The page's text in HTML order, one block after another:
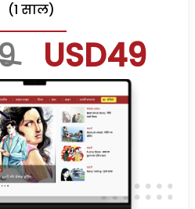
(1 साल)
USD49